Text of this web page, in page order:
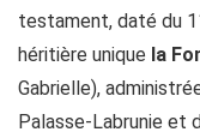
testament, daté du
héritière unique la
Gabrielle),
Palasse-Labrunie et